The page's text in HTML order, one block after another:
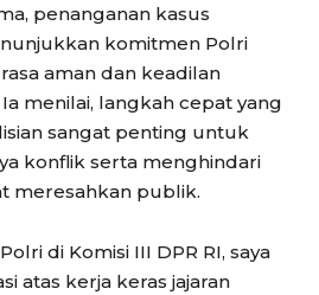
penanganan kasus
komitmen Polri
aman dan keadilan
menilai, langkah cepat yang
sangat penting untuk
konflik serta menghindari
meresahkan publik.
di Komisi III DPR RI, saya
atas kerja keras jajaran